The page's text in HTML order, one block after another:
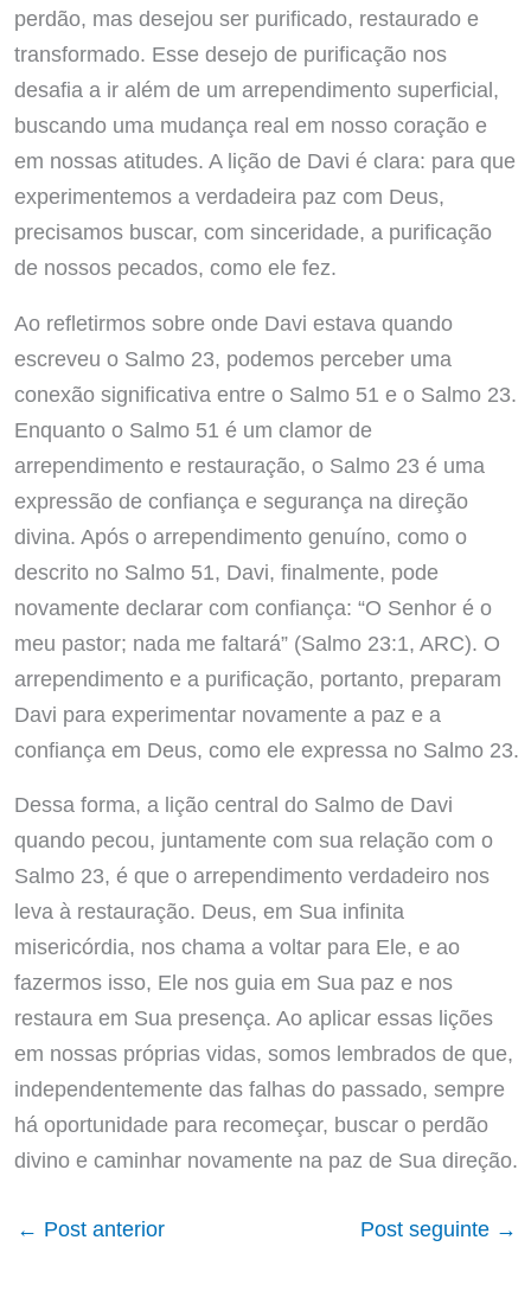
perdão, mas desejou ser purificado, restaurado e
transformado. Esse desejo de purificação nos
desafia a ir além de um arrependimento superficial,
buscando uma mudança real em nosso coração e
em nossas atitudes. A lição de Davi é clara: para que
experimentemos a verdadeira paz com Deus,
precisamos buscar, com sinceridade, a purificação
de nossos pecados, como ele fez.
Ao refletirmos sobre onde Davi estava quando
escreveu o Salmo 23, podemos perceber uma
conexão significativa entre o Salmo 51 e o Salmo 23.
Enquanto o Salmo 51 é um clamor de
arrependimento e restauração, o Salmo 23 é uma
expressão de confiança e segurança na direção
divina. Após o arrependimento genuíno, como o
descrito no Salmo 51, Davi, finalmente, pode
novamente declarar com confiança: “O Senhor é o
meu pastor; nada me faltará” (Salmo 23:1, ARC). O
arrependimento e a purificação, portanto, preparam
Davi para experimentar novamente a paz e a
confiança em Deus, como ele expressa no Salmo 23.
Dessa forma, a lição central do Salmo de Davi
quando pecou, juntamente com sua relação com o
Salmo 23, é que o arrependimento verdadeiro nos
leva à restauração. Deus, em Sua infinita
misericórdia, nos chama a voltar para Ele, e ao
fazermos isso, Ele nos guia em Sua paz e nos
restaura em Sua presença. Ao aplicar essas lições
em nossas próprias vidas, somos lembrados de que,
independentemente das falhas do passado, sempre
há oportunidade para recomeçar, buscar o perdão
divino e caminhar novamente na paz de Sua direção.
← Post anterior Post seguinte →